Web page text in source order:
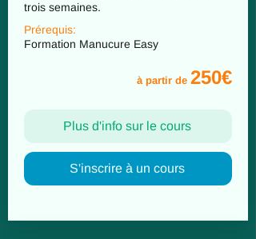
trois semaines.
Prérequis:
Formation Manucure Easy
à partir de 250€
Plus d'info sur le cours
S'inscrire à un cours